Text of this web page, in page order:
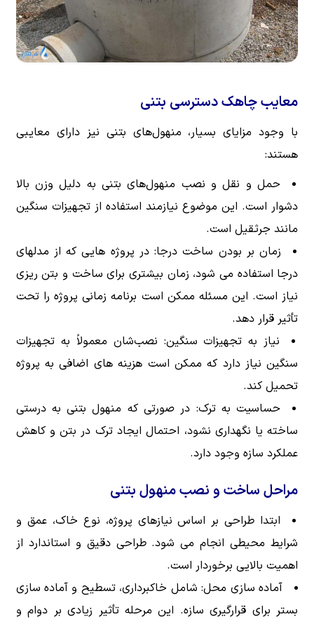
معایب چاهک دسترسی بتنی
با وجود مزایای بسیار، منهول‌های بتنی نیز دارای معایبی
هستند:
حمل و نقل و نصب منهول‌های بتنی به دلیل وزن بالا
دشوار است. این موضوع نیازمند استفاده از تجهیزات سنگین
مانند جرثقیل است.
زمان بر بودن ساخت درجا: در پروژه هایی که از مدلهای
درجا استفاده می شود، زمان بیشتری برای ساخت و بتن ریزی
نیاز است. این مسئله ممکن است برنامه زمانی پروژه را تحت
تأثیر قرار دهد.
نیاز به تجهیزات سنگین: نصب‌شان معمولاً به تجهیزات
سنگین نیاز دارد که ممکن است هزینه های اضافی به پروژه
تحمیل کند.
حساسیت به ترک: در صورتی که منهول بتنی به درستی
ساخته یا نگهداری نشود، احتمال ایجاد ترک در بتن و کاهش
عملکرد سازه وجود دارد.
مراحل ساخت و نصب منهول بتنی
ابتدا طراحی بر اساس نیازهای پروژه، نوع خاک، عمق و
شرایط محیطی انجام می شود. طراحی دقیق و استاندارد از
اهمیت بالایی برخوردار است.
آماده سازی محل: شامل خاکبرداری، تسطیح و آماده سازی
بستر برای قرارگیری سازه. این مرحله تأثیر زیادی بر دوام و